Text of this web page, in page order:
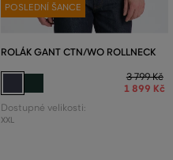
POSLEDNÍ ŠANCE
ROLÁK GANT CTN/WO ROLLNECK
3 799 Kč
1 899 Kč
Dostupné velikosti:
XXL